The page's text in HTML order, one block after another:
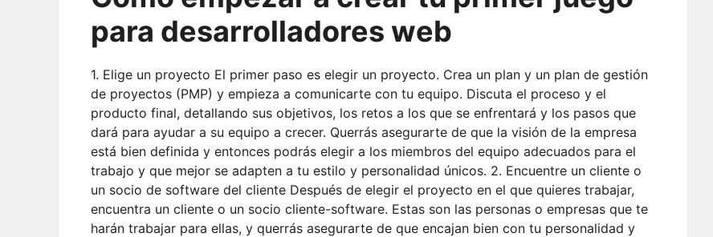
para desarrolladores web
1. Elige un proyecto El primer paso es elegir un proyecto. Crea un plan y un plan de gestión
de proyectos (PMP) y empieza a comunicarte con tu equipo. Discuta el proceso y el
producto final, detallando sus objetivos, los retos a los que se enfrentará y los pasos que
dará para ayudar a su equipo a crecer. Querrás asegurarte de que la visión de la empresa
está bien definida y entonces podrás elegir a los miembros del equipo adecuados para el
trabajo y que mejor se adapten a tu estilo y personalidad únicos. 2. Encuentre un cliente o
un socio de software del cliente Después de elegir el proyecto en el que quieres trabajar,
encuentra un cliente o un socio cliente-software. Estas son las personas o empresas que te
harán trabajar para ellas, y querrás asegurarte de que encajan bien con tu personalidad y